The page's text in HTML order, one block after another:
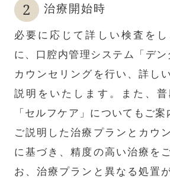
治療開始時
必要に応じて詳しい検査を
に、口腔内管理システム「デ
カウンセリングを行い、詳し
説明をいたします。また、
「セルフケア」についてもご案
ご説明した治療プランとカウ
に基づき、精度の高い治療を
お、治療プランと異なる処置